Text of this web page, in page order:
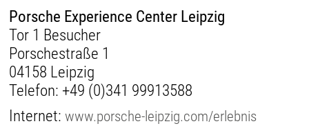
Porsche Experience Center Leipzig
Tor 1 Besucher
Porschestraße 1
04158 Leipzig
Telefon: +49 (0)341 99913588
Internet:www.porsche-leipzig.com/erlebnis